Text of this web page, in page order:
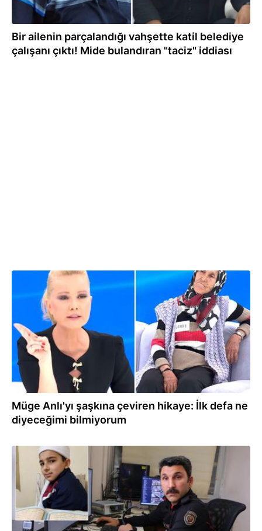
Bir ailenin parçalandığı vahşette katil belediye
çalışanı çıktı! Mide bulandıran "taciz" iddiası
21.02.2026
Müge Anlı'yı şaşkına çeviren hikaye: İlk defa ne
diyeceğimi bilmiyorum
04.02.2026